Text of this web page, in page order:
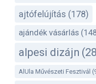
ajtófelújítás (178)
ajándék vásárlás
alpesi dizájn
AlUla Művészeti Fesztivál